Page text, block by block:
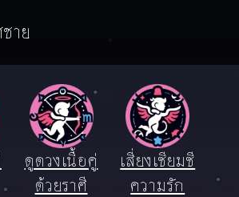
าย
ดูดวงเนื้อคู่
ด้วยราศี
เสี่ยงเซียมซี
ความรัก